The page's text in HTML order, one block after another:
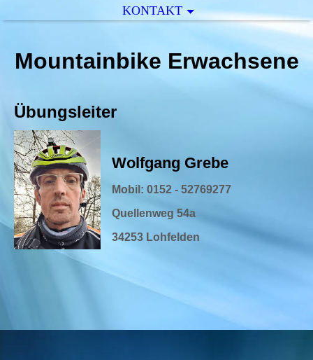
KONTAKT
Mountainbike Erwachsene
Übungsleiter
Wolfgang Grebe
Mobil: 0152 - 52769277
Quellenweg 54a
34253 Lohfelden